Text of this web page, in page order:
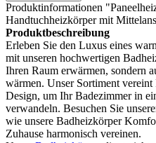
Produktinformationen
Handtuchheizkörper mit
Produktbeschreibung
Erleben Sie den Luxus eines
mit unseren hochwertigen
Ihren Raum erwärmen, sondern
wärmen. Unser Sortiment
Design, um Ihr Badezimmer in
verwandeln. Besuchen Sie
wie unsere Badheizkörper
Zuhause harmonisch vereinen.